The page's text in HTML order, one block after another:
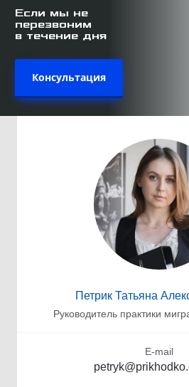
Петрик Татьяна
Руководитель практики
E-mail
Если мы не
перезвоним
в течение дня
Консультация